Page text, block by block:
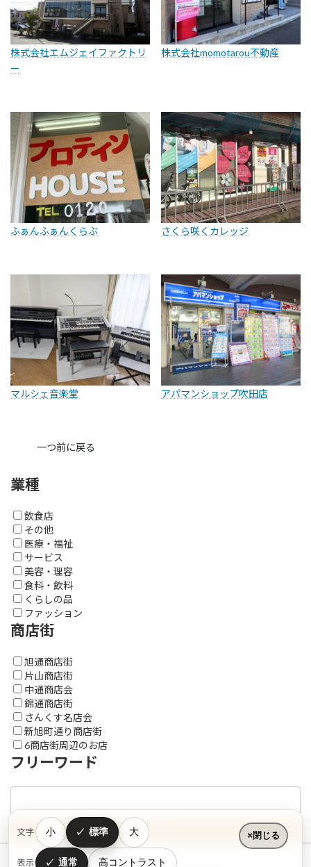
文字 小 標準 大
表示 通常 高コントラスト
閉じる
株式会社エムジェイファクトリ
ー
株式会社momotarou不動産
ふぁんふぁんくらぶ さくら咲くカレッジ
マルシェ音楽堂 アパマンショップ吹田店
一つ前に戻る
業種
飲食店
その他
医療・福祉
サービス
美容・理容
食料・飲料
くらしの品
ファッション
商店街
旭通商店街
片山商店街
中通商店会
錦通商店街
さんくす名店会
新旭町通り商店街
6商店街周辺のお店
フリーワード